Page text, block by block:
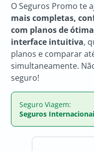
O Seguros Promo te
mais completas,
com planos de
interface intuitiva,
planos e comparar
simultaneamente.
seguro!
Seguro Viagem:
Seguros